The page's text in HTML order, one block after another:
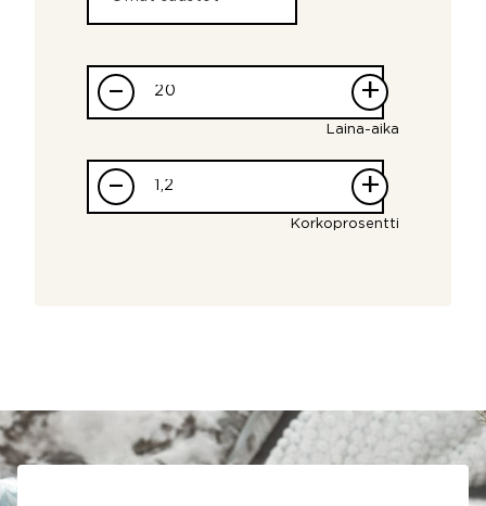
– +
Laina-aika
– +
Korkoprosentti